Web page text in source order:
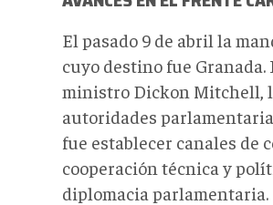
El pasado 9 de abril la
cuyo destino fue Granada.
ministro Dickon Mitchell,
autoridades
fue establecer canales de
cooperación técnica y
diplomacia parlamentaria.